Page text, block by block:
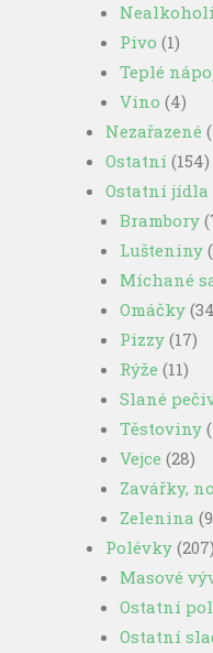
Pivo (1)
Teplé
Víno (4)
Nezařazené
Ostatní (154)
Ostatní jídla
Brambory
Lušteniny
Míchané
Omáčky
Pizzy (17)
Rýže (11)
Slané
Těstoviny
Vejce (28)
Zavářky,
Zelenina
Polévky (207)
Masové
Ostatní
Ostatní